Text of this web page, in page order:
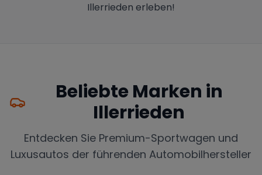
Illerrieden erleben!
Beliebte Marken in
Illerrieden
Entdecken Sie Premium-Sportwagen und
Luxusautos der führenden Automobilhersteller